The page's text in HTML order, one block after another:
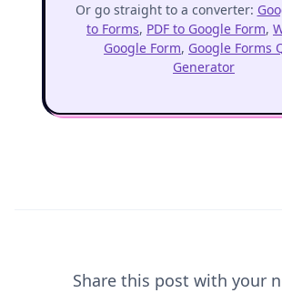
Or go straight to a converter:
to Forms, PDF to Google Form,
Google Form, Google Forms
Generator
Share this post with your